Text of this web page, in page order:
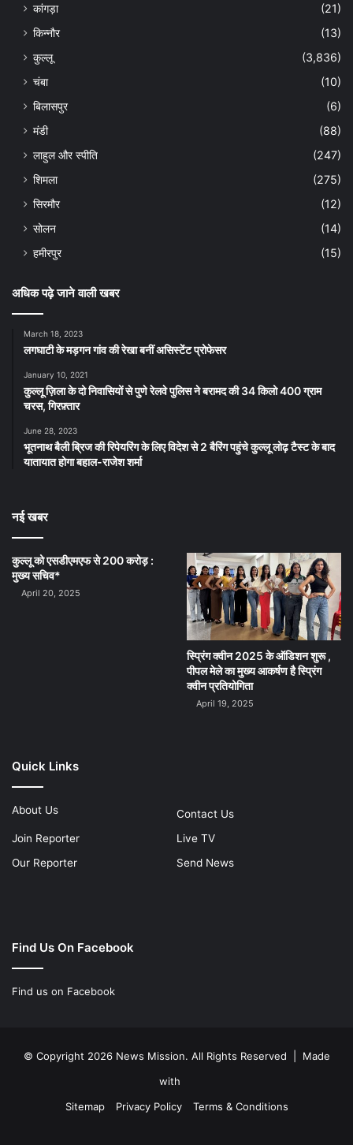
कांगड़ा
(21)
किन्नौर
(13)
कुल्लू
(3,836)
चंबा
(10)
बिलासपुर
(6)
मंडी
(88)
लाहुल और स्पीति
(247)
शिमला
(275)
सिरमौर
(12)
सोलन
(14)
हमीरपुर
(15)
अधिक पढ़े जाने वाली खबर
March 18, 2023
लगघाटी के मड़गन गांव की रेखा बनीं असिस्टेंट प्रोफेसर
January 10, 2021
कुल्लू ज़िला के दो निवासियों से पुणे रेलवे पुलिस ने बरामद की 34 किलो 400 ग्राम
चरस, गिरफ़्तार
June 28, 2023
भूतनाथ बैली ब्रिज की रिपेयरिंग के लिए विदेश से 2 बैरिंग पहुंचे कुल्लू लोढ़ टैस्ट के बाद
यातायात होगा बहाल-राजेश शर्मा
नई खबर
कुल्लू को एसडीएमएफ से 200 करोड़ :
मुख्य सचिव*
April 20, 2025
स्प्रिंग क्वीन 2025 के ऑडिशन शुरू ,
पीपल मेले का मुख्य आकर्षण है स्प्रिंग
क्वीन प्रतियोगिता
April 19, 2025
Quick Links
About Us
Contact Us
Join Reporter
Live TV
Our Reporter
Send News
Find Us On Facebook
Find us on Facebook
© Copyright 2026 News Mission. All Rights Reserved | Made
with
Sitemap
Privacy Policy Terms & Conditions